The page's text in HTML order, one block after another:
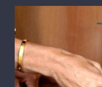
Partes